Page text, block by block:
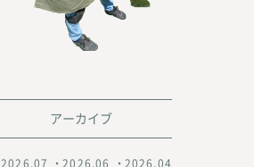
アーカイブ
2026.07 2026.06 2026.04